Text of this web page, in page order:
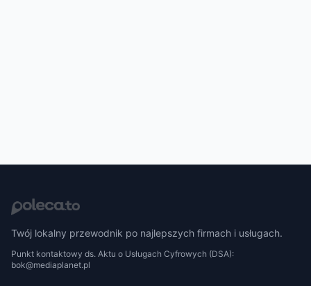
Twój lokalny przewodnik po najlepszych firmach i usługach.
Punkt kontaktowy ds. Aktu o Usługach Cyfrowych (DSA):
bok@mediaplanet.pl